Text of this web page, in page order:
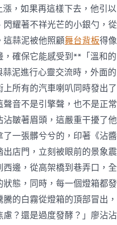
，如果再這樣下去，他引以
耀著不祥光芒的小銀勺，從
蒜泥被他照顧舞台背板得像
確保它能感受到**「溫和的
泥進行心靈交流時，外面的
上所有的汽車喇叭同時發出了
音不是引擎聲，也不是正常
皺著眉頭，這嚴重干擾了他
一張髒兮兮的，印著《沾醬
店門，立刻被眼前的景象震
邊，從高架橋到巷弄口，全
態，同時，每一個燈箱都發
的白霧從燈箱的頂部冒出，
？還是過度發酵？」廖沾沾